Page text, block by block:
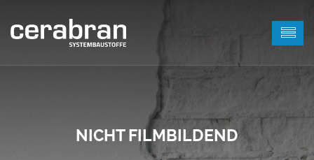
NICHT FILMBILDEND